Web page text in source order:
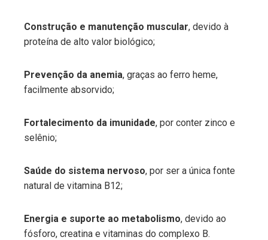
Construção e manutenção muscular, devido à
proteína de alto valor biológico;
Prevenção da anemia, graças ao ferro heme,
facilmente absorvido;
Fortalecimento da imunidade, por conter zinco e
selênio;
Saúde do sistema nervoso, por ser a única fonte
natural de vitamina B12;
Energia e suporte ao metabolismo, devido ao
fósforo, creatina e vitaminas do complexo B.